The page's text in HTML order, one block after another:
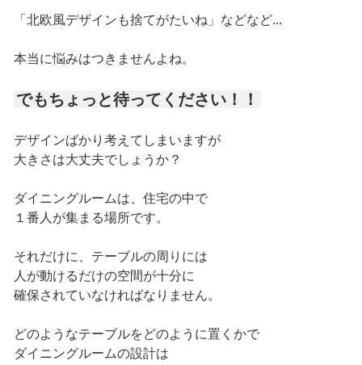
「北欧風デザインも捨てがたいね」などなど...
本当に悩みはつきませんよね。
でもちょっと待ってください！！
デザインばかり考えてしまいますが
大きさは大丈夫でしょうか？
ダイニングルームは、住宅の中で
１番人が集まる場所です。
それだけに、テーブルの周りには
人が動けるだけの空間が十分に
確保されていなければなりません。
どのようなテーブルをどのように置くかで
ダイニングルームの設計は